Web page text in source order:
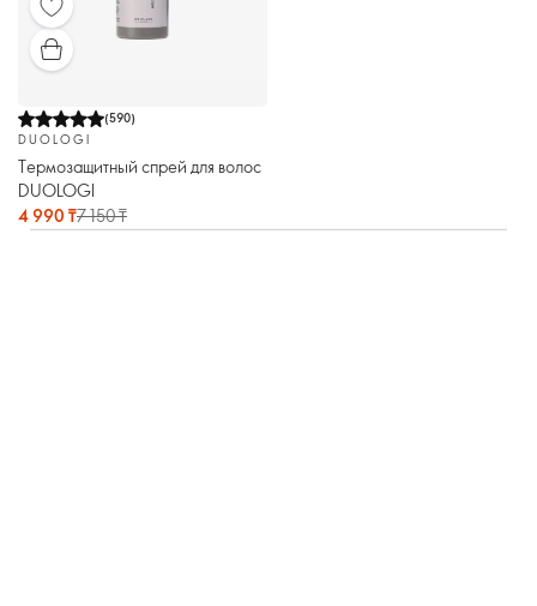
(590)
DUOLOGI
Термозащитный спрей для волос
DUOLOGI
4 990 ₸7 150 ₸